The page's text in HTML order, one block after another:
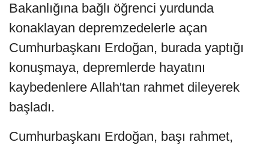
Bakanlığına bağlı öğrenci yurdunda
konaklayan depremzedelerle açan
Cumhurbaşkanı Erdoğan, burada yaptığı
konuşmaya, depremlerde hayatını
kaybedenlere Allah'tan rahmet dileyerek
başladı.
Cumhurbaşkanı Erdoğan, başı rahmet,